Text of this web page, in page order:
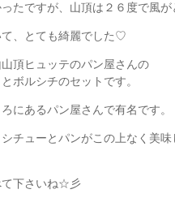
たですが、山頂は２６度で風が
、とても綺麗でした♡
頂ヒュッテのパン屋さんの
ボルシチのセットです。
にあるパン屋さんで有名です。
チューとパンがこの上なく美味
て下さいね☆彡